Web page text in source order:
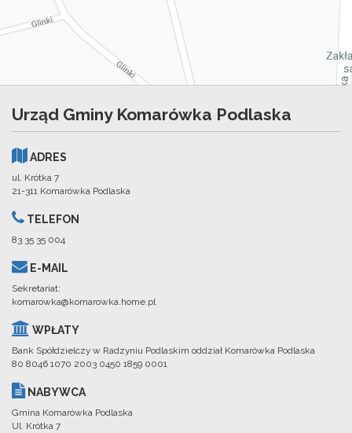
Urząd Gminy Komarówka Podlaska
ADRES
ul. Krótka 7
21-311 Komarówka Podlaska
TELEFON
83 35 35 004
E-MAIL
Sekretariat:
komarowka@komarowka.home.pl
WPŁATY
Bank Spółdzielczy w Radzyniu Podlaskim oddział Komarówka Podlaska
80 8046 1070 2003 0450 1859 0001
NABYWCA
Gmina Komarówka Podlaska
Ul. Krótka 7